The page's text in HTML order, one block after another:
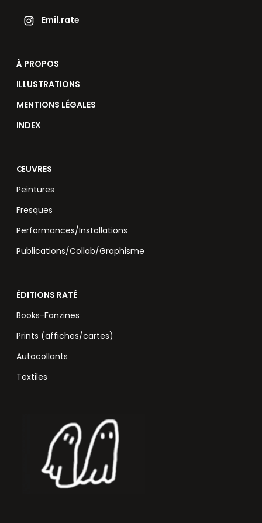
Emil.rate
À PROPOS
ILLUSTRATIONS
MENTIONS LÉGALES
INDEX
ŒUVRES
Peintures
Fresques
Performances/Installations
Publications/Collab/Graphisme
ÉDITIONS RATÉ
Books-Fanzines
Prints (affiches/cartes)
Autocollants
Textiles